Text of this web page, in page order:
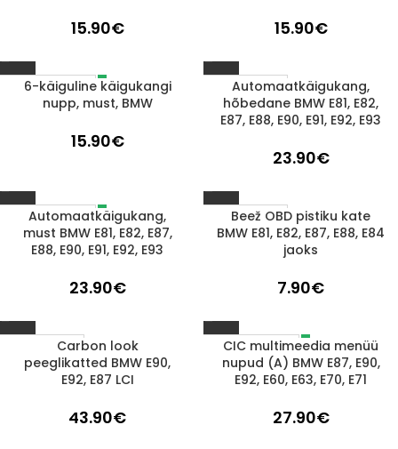
15.90€ 15.90€
LÄBIMÜÜDUD
6-käiguline käigukangi
nupp, must, BMW
15.90€
1-3 D.D.
Automaatkäigukang,
hõbedane BMW E81, E82,
E87, E88, E90, E91, E92, E93
23.90€
LÄBIMÜÜDUD
Automaatkäigukang,
must BMW E81, E82, E87,
E88, E90, E91, E92, E93
23.90€
1-3 D.D.
Beež OBD pistiku kate
BMW E81, E82, E87, E88, E84
jaoks
7.90€
1-3 D.D.Carbon look
peeglikatted BMW E90,
E92, E87 LCI
43.90€
LÄBIMÜÜDUD
CIC multimeedia menüü
nupud (A) BMW E87, E90,
E92, E60, E63, E70, E71
27.90€